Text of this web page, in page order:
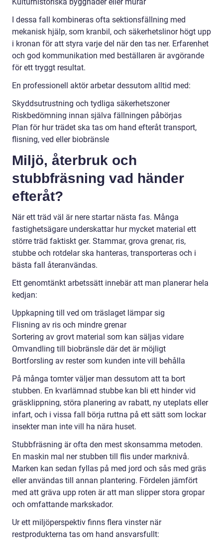
I dessa fall kombineras ofta sektionsfällning med
mekanisk hjälp, som kranbil, och säkerhetslinor högt upp
i kronan för att styra varje del när den tas ner. Erfarenhet
och god kommunikation med beställaren är avgörande
för ett tryggt resultat.
En professionell aktör arbetar dessutom alltid med:
Skyddsutrustning och tydliga säkerhetszoner
Riskbedömning innan själva fällningen påbörjas
Plan för hur trädet ska tas om hand efteråt transport,
flisning, ved eller biobränsle
Miljö, återbruk och
stubbfräsning vad händer
efteråt?
När ett träd väl är nere startar nästa fas. Många
fastighetsägare underskattar hur mycket material ett
större träd faktiskt ger. Stammar, grova grenar, ris,
stubbe och rotdelar ska hanteras, transporteras och i
bästa fall återanvändas.
Ett genomtänkt arbetssätt innebär att man planerar hela
kedjan:
Uppkapning till ved om träslaget lämpar sig
Flisning av ris och mindre grenar
Sortering av grovt material som kan säljas vidare
Omvandling till biobränsle där det är möjligt
Bortforsling av rester som kunden inte vill behålla
På många tomter väljer man dessutom att ta bort
stubben. En kvarlämnad stubbe kan bli ett hinder vid
gräsklippning, störa planering av rabatt, ny uteplats eller
infart, och i vissa fall börja ruttna på ett sätt som lockar
insekter man inte vill ha nära huset.
Stubbfräsning är ofta den mest skonsamma metoden.
En maskin mal ner stubben till flis under marknivå.
Marken kan sedan fyllas på med jord och sås med gräs
eller användas till annan plantering. Fördelen jämfört
med att gräva upp roten är att man slipper stora gropar
och omfattande markskador.
Ur ett miljöperspektiv finns flera vinster när
restprodukterna tas om hand ansvarsfullt: